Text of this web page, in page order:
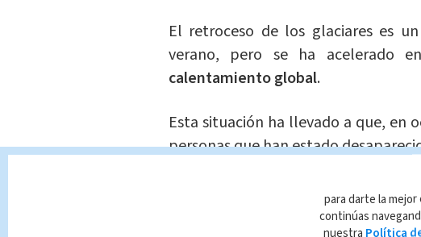
El retroceso de los glaciares es
verano, pero se ha acelerado
calentamiento global.
Esta situación ha llevado a que, en
personas que han estado
Los restos fueron trasladados y
para darte la
continúas
nuestra Política